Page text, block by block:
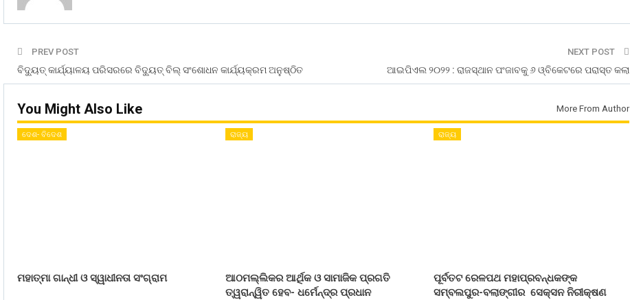
PREV POST
ବିଦ୍ୟୁତ୍‌ କାର୍ଯ୍ୟାଳୟ ପରିସରରେ ବିଦ୍ୟୁତ୍‌ ବିଲ୍ ସଂଶୋଧନ କାର୍ଯ୍ୟକ୍ରମ ଅନୁଷ୍ଠିତ
NEXT POST
ଆଇପିଏଲ ୨୦୨୨ : ରାଜସ୍ଥାନ ପଂଜାବକୁ ୬ ଓ୍ବିକେଟରେ ପରାସ୍ତ କଲା
You Might Also Like More From Author
ଦେଶ- ବିଦେଶ
ମହାତ୍ମା ଗାନ୍ଧୀ ଓ ସ୍ୱାଧୀନତା ସଂଗ୍ରାମ
ରାଜ୍ୟ
ଆଠମଲ୍ଲିକର ଆର୍ଥିକ ଓ ସାମାଜିକ ପ୍ରଗତି
ତ୍ୱରାନ୍ୱିତ ହେବ- ଧର୍ମେନ୍ଦ୍ର ପ୍ରଧାନ
ରାଜ୍ୟ
ପୂର୍ବତଟ ରେଳପଥ ମହାପ୍ରବନ୍ଧକଙ୍କ
ସମ୍ବଲପୁର-ବଲାଙ୍ଗୀର ସେକ୍ସନ ନିରୀକ୍ଷଣ